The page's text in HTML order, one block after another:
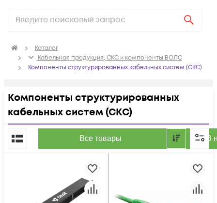
Каталог
Кабельная продукция, СКС и компоненты ВОЛС
Компоненты структурированных кабельных систем (СКС)
Компоненты структурированных
кабельных систем (СКС)
Все товары В
По популярности